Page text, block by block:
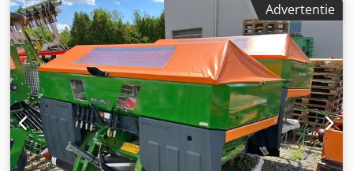
werkdiepteverstelling tandenveld met hydraulische dissel,
HD SLIJTDEEL 80 mm (14/K1) Dsdpfetz Tplox Aa Ijkr
Advertentie